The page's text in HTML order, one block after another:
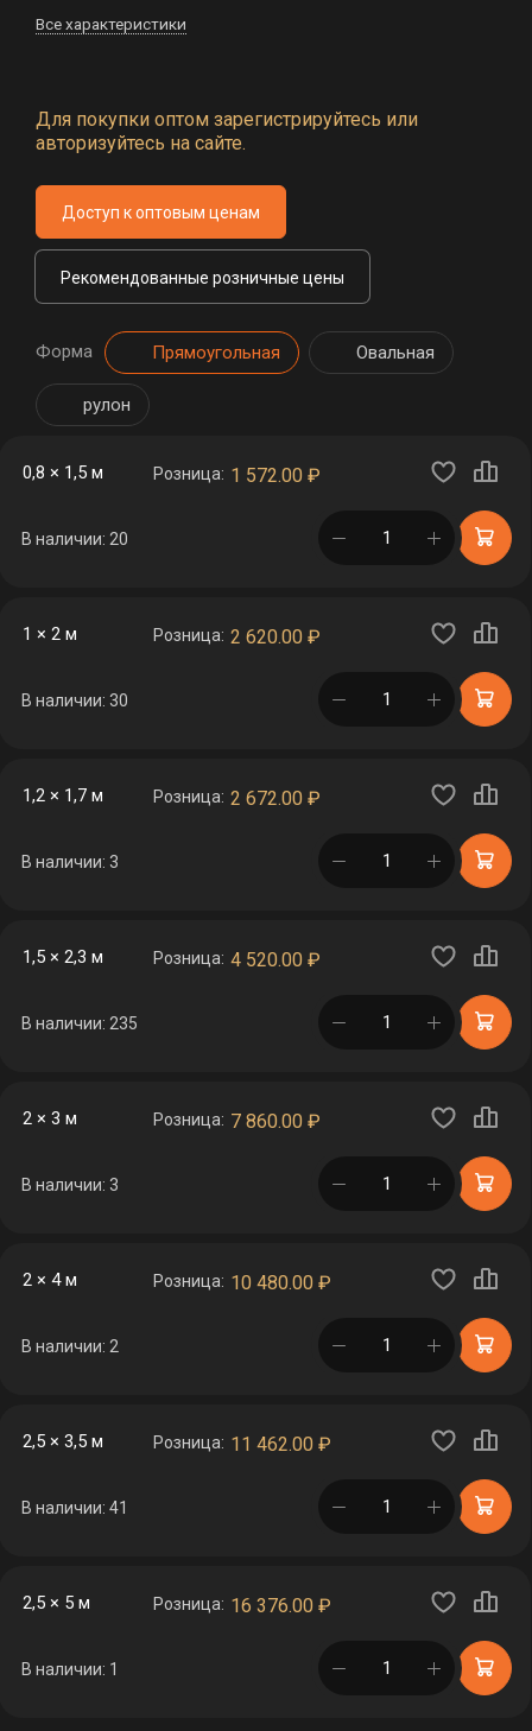
Все характеристики
Для покупки оптом зарегистрируйтесь или
авторизуйтесь на сайте.
Доступ к оптовым ценам
Рекомендованные розничные цены
Форма Прямоугольная Овальная
рулон
0,8 × 1,5 м Розница: 1 572.00 ₽
В наличии: 20 в корзине
1 × 2 м Розница: 2 620.00 ₽
В наличии: 30 в корзине
1,2 × 1,7 м Розница: 2 672.00 ₽
В наличии: 3 в корзине
1,5 × 2,3 м Розница: 4 520.00 ₽
В наличии: 235 в корзине
2 × 3 м Розница: 7 860.00 ₽
В наличии: 3 в корзине
2 × 4 м Розница: 10 480.00 ₽
В наличии: 2 в корзине
2,5 × 3,5 м Розница: 11 462.00 ₽
В наличии: 41 в корзине
2,5 × 5 м Розница: 16 376.00 ₽
В наличии: 1 в корзине